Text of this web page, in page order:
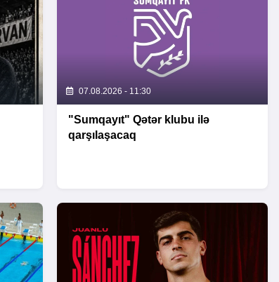
07.08.2026 - 11:30
"Sumqayıt" Qətər klubu ilə
qarşılaşacaq